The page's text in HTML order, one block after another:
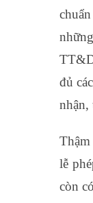
đủ
nhận,
lễ
còn